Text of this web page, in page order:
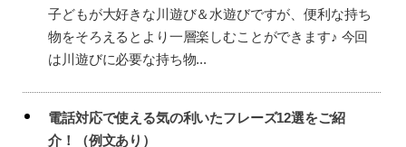
子どもが大好きな川遊び＆水遊びですが、便利な持ち
物をそろえるとより一層楽しむことができます♪ 今回
は川遊びに必要な持ち物...
電話対応で使える気の利いたフレーズ12選をご紹
介！（例文あり）